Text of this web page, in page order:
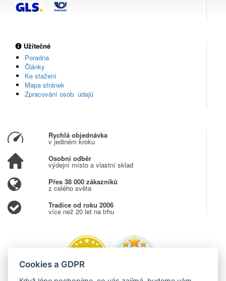
Užitečné
Poradna
Články
Ke stažení
Mapa stránek
Zpracování osob. údajů
Rychlá objednávka
v jediném kroku
Osobní odběr
výdejní místo a vlastní sklad
Přes 38 000 zákazníků
z celého světa
Tradice od roku 2006
více než 20 let na trhu
Cookies a GDPR